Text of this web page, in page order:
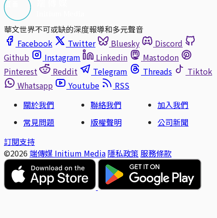
華文世界不可或缺的深度報導和多元聲音
Facebook
Twitter Bluesky
Discord
Github
Instagram Linkedin
Mastodon
Pinterest
Reddit Telegram Threads
Tiktok
Whatsapp
Youtube
RSS
關於我們
聯絡我們
加入我們
常見問題
版權聲明
公司新聞
訂閱支持
©2026 端傳媒 Initium Media 隱私政策 服務條款